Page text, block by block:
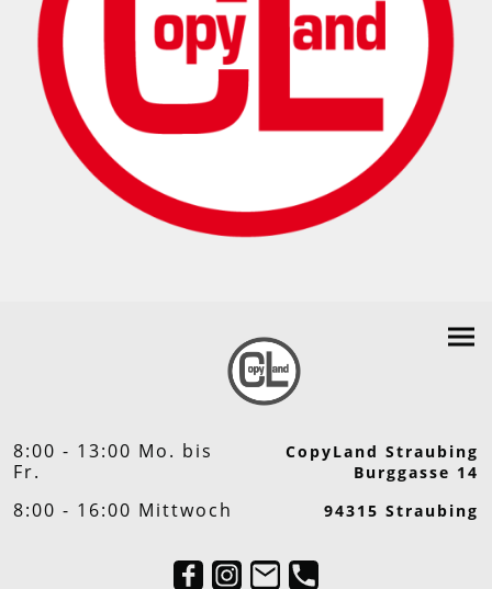
8:00 - 13:00 Mo. bis
Fr.
8:00 - 16:00 Mittwoch
CopyLand Straubing
Burggasse 14
94315 Straubing